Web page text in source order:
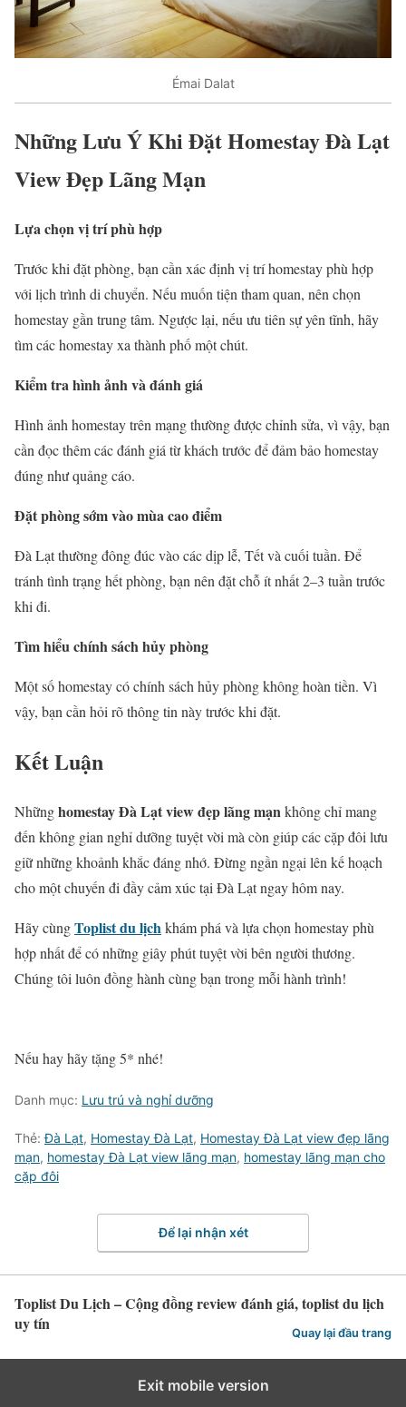
Émai Dalat
Những Lưu Ý Khi Đặt Homestay Đà Lạt
View Đẹp Lãng Mạn
Lựa chọn vị trí phù hợp
Trước khi đặt phòng, bạn cần xác định vị trí homestay phù hợp
với lịch trình di chuyển. Nếu muốn tiện tham quan, nên chọn
homestay gần trung tâm. Ngược lại, nếu ưu tiên sự yên tĩnh, hãy
tìm các homestay xa thành phố một chút.
Kiểm tra hình ảnh và đánh giá
Hình ảnh homestay trên mạng thường được chỉnh sửa, vì vậy, bạn
cần đọc thêm các đánh giá từ khách trước để đảm bảo homestay
đúng như quảng cáo.
Đặt phòng sớm vào mùa cao điểm
Đà Lạt thường đông đúc vào các dịp lễ, Tết và cuối tuần. Để
tránh tình trạng hết phòng, bạn nên đặt chỗ ít nhất 2–3 tuần trước
khi đi.
Tìm hiểu chính sách hủy phòng
Một số homestay có chính sách hủy phòng không hoàn tiền. Vì
vậy, bạn cần hỏi rõ thông tin này trước khi đặt.
Kết Luận
Nhữnghomestay Đà Lạt view đẹp lãng mạn không chỉ mang
đến không gian nghỉ dưỡng tuyệt vời mà còn giúp các cặp đôi lưu
giữ những khoảnh khắc đáng nhớ. Đừng ngần ngại lên kế hoạch
cho một chuyến đi đầy cảm xúc tại Đà Lạt ngay hôm nay.
Hãy cùngToplist du lịch khám phá và lựa chọn homestay phù
hợp nhất để có những giây phút tuyệt vời bên người thương.
Chúng tôi luôn đồng hành cùng bạn trong mỗi hành trình!
Nếu hay hãy tặng 5* nhé!
Danh mục: Lưu trú và nghỉ dưỡng
Thẻ:Đà Lạt, Homestay Đà Lạt, Homestay Đà Lạt view đẹp lãng
mạn, homestay Đà Lạt view lãng mạn, homestay lãng mạn cho
cặp đôi
Để lại nhận xét
Toplist Du Lịch – Cộng đồng review đánh giá, toplist du lịch
uy tín
Quay lại đầu trang
Exit mobile version